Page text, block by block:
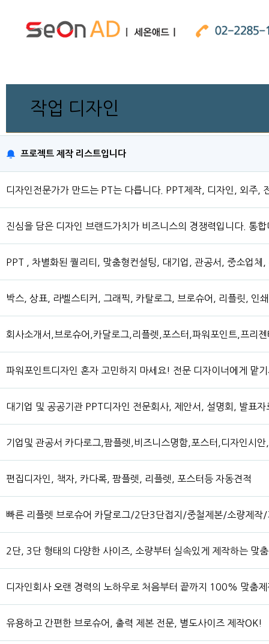
작업 디자인
프로젝트 제작 리스트입니다
디자인전문가가 만드는 PT는 다릅니다. PPT제작, 디자인, 외주,
진심을 담은 디자인 브랜드가치가 비즈니스의 경쟁력입니다. 통
PPT , 차별화된 퀄리티, 맞춤형컨설팅, 대기업, 관공서, 중소업체,
박스, 상표, 라벨스티커, 그래픽, 카탈로그, 브로슈어, 리플릿, 인
회사소개서,브로슈어,카달로그,리플렛,포스터,파워포인트,프리
파워포인트디자인 혼자 고민하지 마세요! 전문 디자이너에게 맡
대기업 및 공공기관 PPT디자인 전문회사, 제안서, 설명회, 발표자
기업및 관공서 카다로그,팜플렛,비즈니스명함,포스터,디자인시안
편집디자인, 책자, 카다록, 팜플렛, 리플렛, 포스터등 자동견적
빠른 리플렛 브로슈어 카달로그/2단3단접지/중철제본/소량제작/
2단, 3단 형태의 다양한 사이즈, 소량부터 실속있게 제작하는 맞
디자인회사 오랜 경력의 노하우로 처음부터 끝까지 100% 맞춤제
유용하고 간편한 브로슈어, 출력 제본 전문, 별도사이즈 제작OK!